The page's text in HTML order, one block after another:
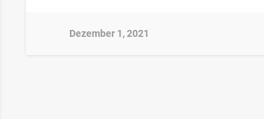
Dezember 1, 2021